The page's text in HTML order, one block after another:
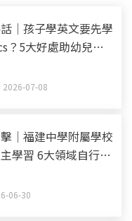
｜孩子學英文要先學
？5大好處助幼兒打
2026-07-08
｜福建中學附屬學校
學習 6大領域自行選
06-30